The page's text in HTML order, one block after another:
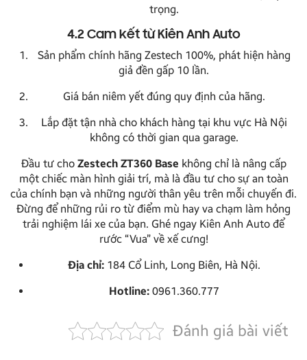
trọng.
4.2 Cam kết từ Kiên Anh Auto
Sản phẩm chính hãng Zestech 100%, phát hiện hàng
giả đền gấp 10 lần.
Giá bán niêm yết đúng quy định của hãng.
Lắp đặt tận nhà cho khách hàng tại khu vực Hà Nội
không có thời gian qua garage.
Đầu tư cho Zestech ZT360 Base không chỉ là nâng cấp
một chiếc màn hình giải trí, mà là đầu tư cho sự an toàn
của chính bạn và những người thân yêu trên mỗi chuyến đi.
Đừng để những rủi ro từ điểm mù hay va chạm làm hỏng
trải nghiệm lái xe của bạn. Ghé ngay Kiên Anh Auto để
rước “Vua” về xế cưng!
Địa chỉ:184 Cổ Linh, Long Biên, Hà Nội.
Hotline:0961.360.777
Đánh giá bài viết